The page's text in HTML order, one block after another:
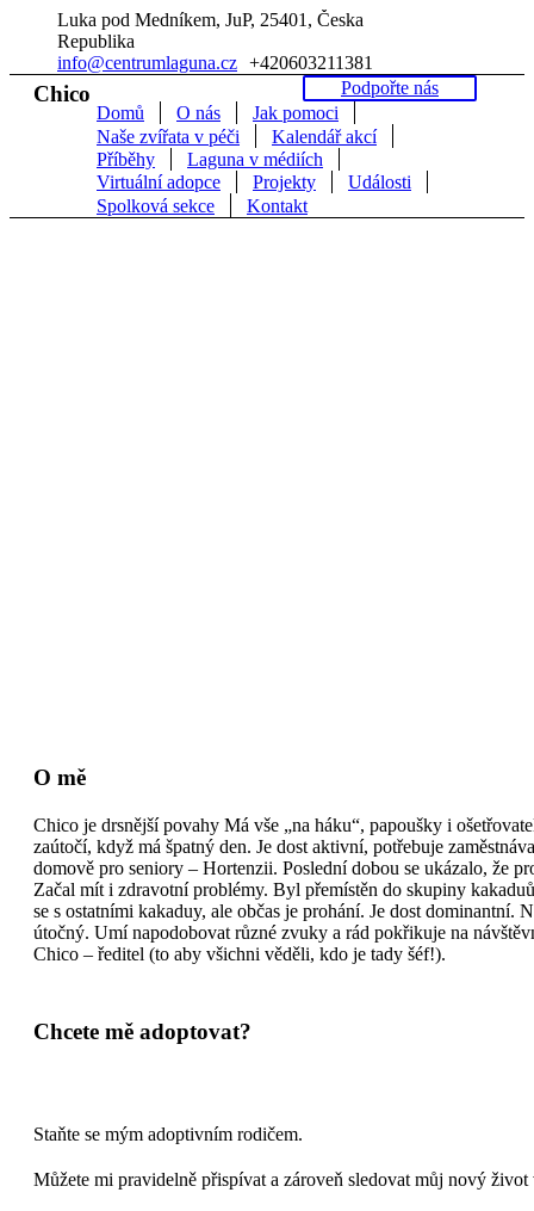
Luka pod Medníkem, JuP, 25401 , Česka
Republika
info@centrumlaguna.cz +420603211381
Podpořte nás
Domů
O nás
Jak pomoci
Naše zvířata v péči
Kalendář akcí
Příběhy
Laguna v médiích
Virtuální adopce
Projekty
Události
Spolková sekce
Kontakt
Chico
O mě
Chico je drsnější povahy Má vše „na háku“, papoušky i
zaútočí, když má špatný den. Je dost aktivní, potřebuje
domově pro seniory – Hortenzii. Poslední dobou se ukázalo, že
Začal mít i zdravotní problémy. Byl přemístěn do skupiny
se s ostatními kakaduy, ale občas je prohání. Je dost dominantní.
útočný. Umí napodobovat různé zvuky a rád pokřikuje na
Chico – ředitel (to aby všichni věděli, kdo je tady šéf!).
Chcete mě adoptovat?
Staňte se mým adoptivním rodičem.
Můžete mi pravidelně přispívat a zároveň sledovat můj nový život